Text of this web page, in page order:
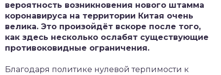
вероятность возникновения нового штамма
коронавируса на территории Китая очень
велика. Это произойдёт вскоре после того,
как здесь несколько ослабят существующие
противоковидные ограничения.
Благодаря политике нулевой терпимости к